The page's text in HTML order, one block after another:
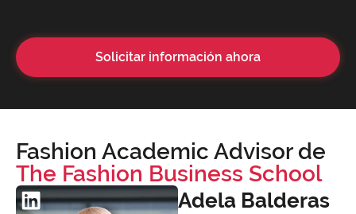
Solicitar información ahora
Fashion Academic Advisor de
The Fashion Business School
Adela Balderas